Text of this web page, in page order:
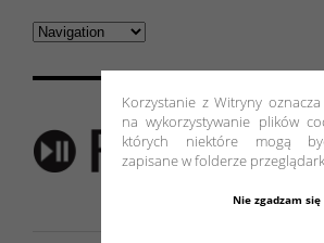
Korzystanie z Witryny
na wykorzystywanie plików
których niektóre mogą
zapisane w folderze
Nie zgadzam się